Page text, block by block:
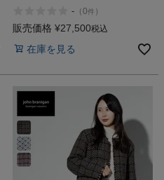
- （0件 ）
販売価格 ¥27,500税込
在庫を見る